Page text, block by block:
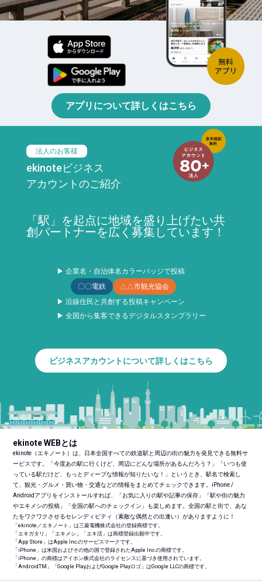
アプリについて詳しくはこちら
法人のお客様
ekinoteビジネス
アカウントのご紹介
「駅」を起点に地域を盛り上げたい共
創パートナーを広く募集しています！
▶ 企業名・自治体名カラーバッジで投稿
〇〇電鉄
△△市観光協会
▶ 沿線住民と共創する投稿キャンペーン
▶ 全国から集客できるデジタルスタンプラリー
ビジネスアカウントについて詳しくはこちら
ekinote WEBとは
ekinote（エキノート）は、日本全国すべての鉄道駅と周辺の街の魅力を発見できる無料サ
ービスです。「今度あの駅に行くけど、周辺にどんな場所があるんだろう？」「いつも使
っている駅だけど、もっとディープな情報が知りたいな！」というとき、駅名で検索し
て、観光・グルメ・買い物・交通などの情報をまとめてチェックできます。iPhone /
Androidアプリをインストールすれば、「お気に入りの駅や記事の保存」「駅や街の魅力
やエキメシの投稿」「全国の駅へのチェックイン」も楽しめます。全国の駅と街で、あな
たをワクワクさせるセレンディピティ（素敵な偶然との出逢い）がありますように！
「ekinote／エキノート」は三菱電機株式会社の登録商標です。
「エキガタリ」「エキメシ」「エキ活」は商標登録出願中です。
「App Store」はApple Inc.のサービスマークです。
「iPhone」は米国およびその他の国で登録されたApple Inc.の商標です。
「iPhone」の商標はアイホン株式会社のライセンスに基づき使用されています。
「AndroidTM 」「Google PlayおよびGoogle Playロゴ」はGoogle LLCの商標です。